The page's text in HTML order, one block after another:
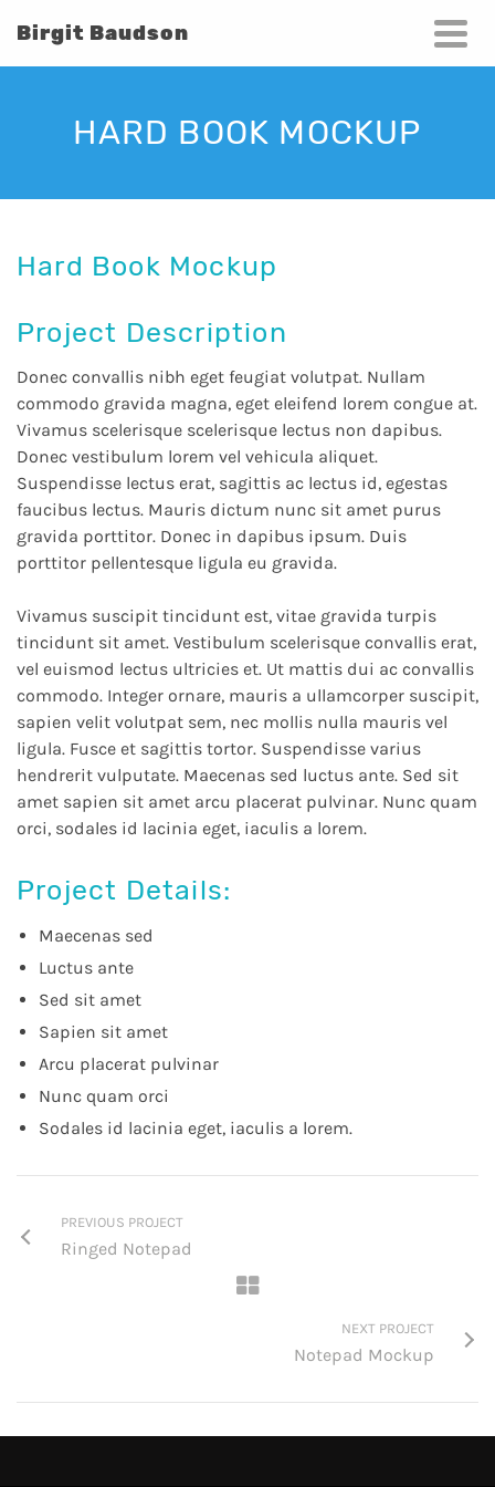
Birgit Baudson
HARD BOOK MOCKUP
Hard Book Mockup
Project Description
Donec convallis nibh eget feugiat volutpat. Nullam
commodo gravida magna, eget eleifend lorem congue at.
Vivamus scelerisque scelerisque lectus non dapibus.
Donec vestibulum lorem vel vehicula aliquet.
Suspendisse lectus erat, sagittis ac lectus id, egestas
faucibus lectus. Mauris dictum nunc sit amet purus
gravida porttitor. Donec in dapibus ipsum. Duis
porttitor pellentesque ligula eu gravida.
Vivamus suscipit tincidunt est, vitae gravida turpis
tincidunt sit amet. Vestibulum scelerisque convallis erat,
vel euismod lectus ultricies et. Ut mattis dui ac convallis
commodo. Integer ornare, mauris a ullamcorper suscipit,
sapien velit volutpat sem, nec mollis nulla mauris vel
ligula. Fusce et sagittis tortor. Suspendisse varius
hendrerit vulputate. Maecenas sed luctus ante. Sed sit
amet sapien sit amet arcu placerat pulvinar. Nunc quam
orci, sodales id lacinia eget, iaculis a lorem.
Project Details:
Maecenas sed
Luctus ante
Sed sit amet
Sapien sit amet
Arcu placerat pulvinar
Nunc quam orci
Sodales id lacinia eget, iaculis a lorem.
PREVIOUS PROJECT
Ringed Notepad
NEXT PROJECT
Notepad Mockup